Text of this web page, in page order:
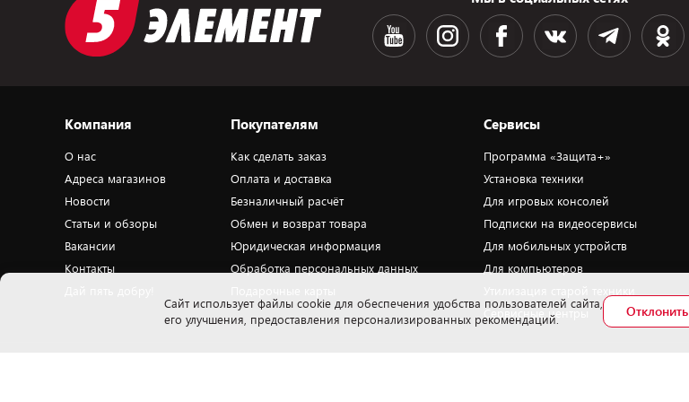
Компания
О нас
Адреса магазинов
Новости
Статьи и обзоры
Вакансии
Контакты
Покупателям
Как сделать заказ
Оплата и доставка
Безналичный расчёт
Обмен и возврат товара
Юридическая информация
Обработка персональных данных
Сервисы
Программа «Защита+»
Установка техники
Для игровых консолей
Подписки на видеосервисы
Для мобильных устройств
Для компьютеров
Сервисные центры
Cайт использует файлы cookie для обеспечения удобства пользователей сайта,
его улучшения, предоставления персонализированных рекомендаций.
Отклонить